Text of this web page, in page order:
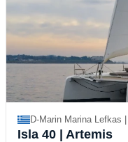
D-Marin Marina Lefkas
Isla 40 | Artemis